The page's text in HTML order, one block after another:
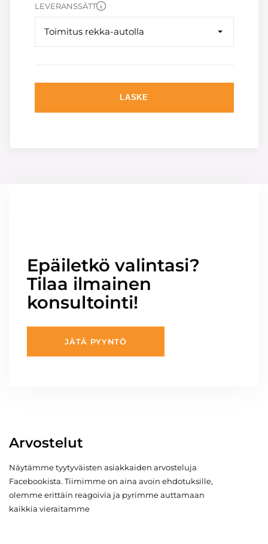
LEVERANSSÄTT
Toimitus rekka-autolla
LASKE
Epäiletkö valintasi?
Tilaa ilmainen
konsultointi!
JÄTÄ PYYNTÖ
Arvostelut
Näytämme tyytyväisten asiakkaiden arvosteluja
Facebookista. Tiimimme on aina avoin ehdotuksille,
olemme erittäin reagoivia ja pyrimme auttamaan
kaikkia vieraitamme